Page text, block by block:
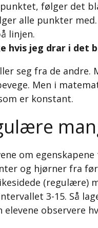
følger det
alle punkter med.
linjen.
hvis jeg drar i det
seg fra de
Men i
er konstant.
om
og hjørner fra
(regulære)
3-15. Så
elevene observere